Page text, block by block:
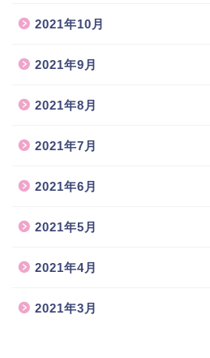
2021年10月
2021年9月
2021年8月
2021年7月
2021年6月
2021年5月
2021年4月
2021年3月